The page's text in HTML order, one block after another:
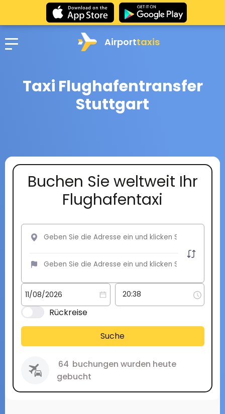
Airporttaxis
Taxi Flughafentransfer
Stuttgart
Buchen Sie weltweit Ihr
Flughafentaxi
Rückreise
Suche
64 buchungen wurden heute
gebucht